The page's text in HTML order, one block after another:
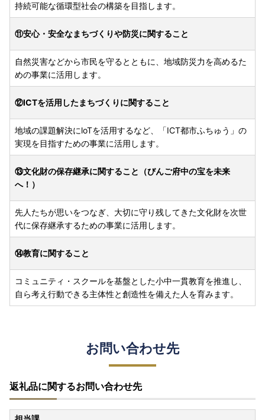
持続可能な循環型社会の構築を目指します。
⑪安心・安全なまちづくりや防災に関すること
自然災害などから市民を守るとともに、地域防災力を高めるた
めの事業に活用します。
⑫ICTを活用したまちづくりに関すること
地域の課題解決にloTを活用するなど、「ICT都市ふちゅう」の
実現を目指すための事業に活用します。
⑬文化財の保存継承に関すること（びんご府中の宝を未来
へ！）
先人たちが思いをつなぎ、大切に守り残してきた文化財を次世
代に保存継承するための事業に活用します。
⑭教育に関すること
コミュニティ・スクールを基盤とした小中一貫教育を推進し、
自ら考え行動できる主体性と創造性を備えた人を育みます。
お問い合わせ先
返礼品に関するお問い合わせ先